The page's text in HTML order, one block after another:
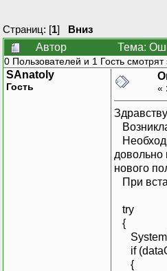
Страниц: [1] Вниз
Автор
Тема:
0 Пользователей и 1 Гость смотрят
SAnatoly
Гость «
довольно
нового
При
try
{
if
{